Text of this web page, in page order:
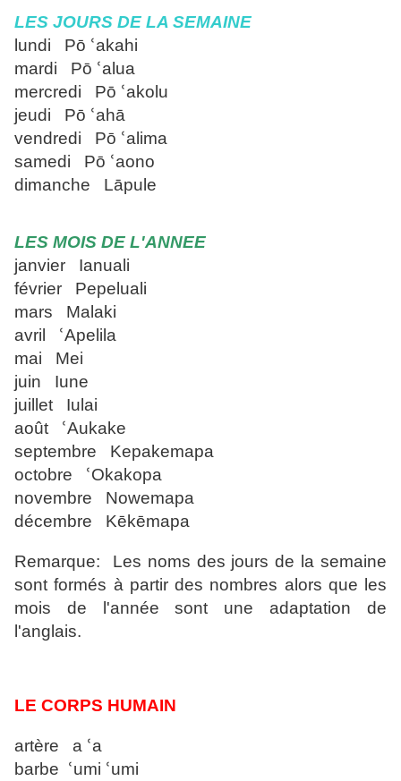
LES JOURS DE LA SEMAINE
lundi Pō ՙakahi
mardi Pō ՙalua
mercredi Pō ՙakolu
jeudi Pō ՙahā
vendredi Pō ՙalima
samedi Pō ՙaono
dimanche Lāpule
LES MOIS DE L'ANNEE
janvier Ianuali
février Pepeluali
mars Malaki
avril ՙApelila
mai Mei
juin Iune
juillet Iulai
août ՙAukake
septembre Kepakemapa
octobre ՙOkakopa
novembre Nowemapa
décembre Kēkēmapa
Remarque: Les noms des jours de la semaine
sont formés à partir des nombres alors que les
mois de l'année sont une adaptation de
l'anglais.
LE CORPS HUMAIN
artère a ՙa
barbe ՙumi ՙumi